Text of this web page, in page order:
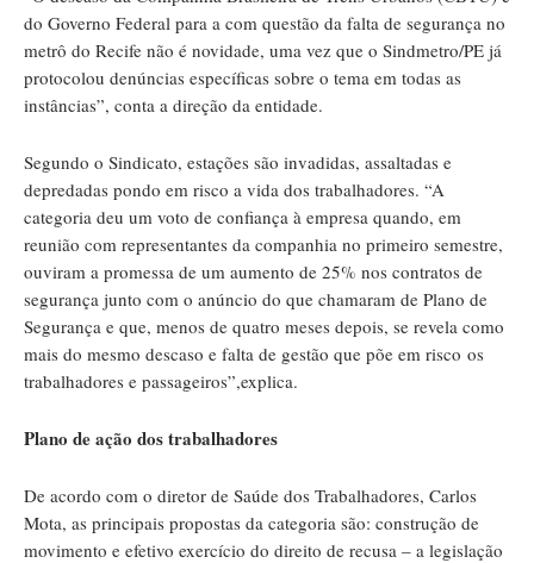
do Governo Federal para a com questão da falta de segurança no
metrô do Recife não é novidade, uma vez que o Sindmetro/PE já
protocolou denúncias específicas sobre o tema em todas as
instâncias”, conta a direção da entidade.
Segundo o Sindicato, estações são invadidas, assaltadas e
depredadas pondo em risco a vida dos trabalhadores. “A
categoria deu um voto de confiança à empresa quando, em
reunião com representantes da companhia no primeiro semestre,
ouviram a promessa de um aumento de 25% nos contratos de
segurança junto com o anúncio do que chamaram de Plano de
Segurança e que, menos de quatro meses depois, se revela como
mais do mesmo descaso e falta de gestão que põe em risco os
trabalhadores e passageiros”,explica.
Plano de ação dos trabalhadores
De acordo com o diretor de Saúde dos Trabalhadores, Carlos
Mota, as principais propostas da categoria são: construção de
movimento e efetivo exercício do direito de recusa – a legislação